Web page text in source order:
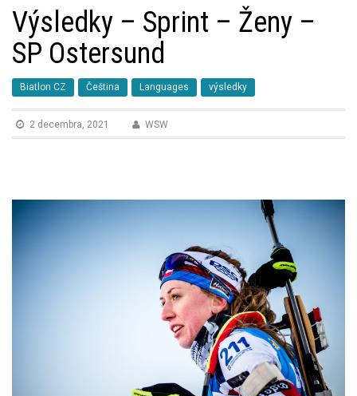
n
i
g
a
t
Výsledky – Sprint – Ženy –
SP Ostersund
Biatlon CZ Čeština Languages výsledky
2 decembra, 2021 WSW